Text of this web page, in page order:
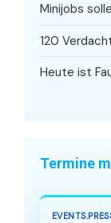
Minijobs
120
Heute ist
Termine